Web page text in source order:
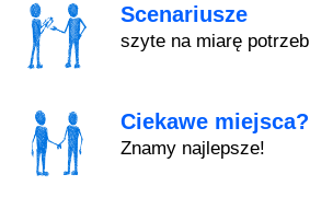
Scenariusze
szyte na miarę potrzeb
Ciekawe miejsca?
Znamy najlepsze!